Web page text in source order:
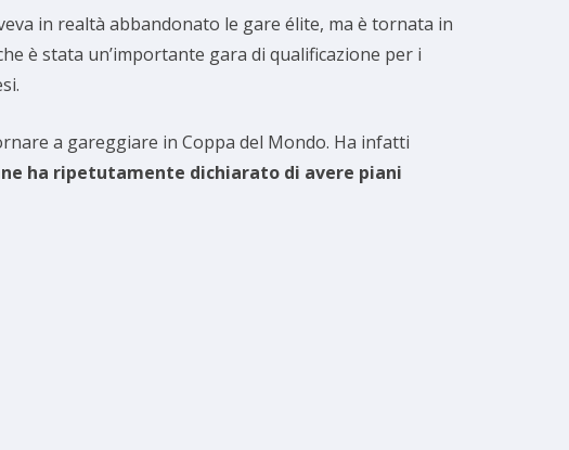
in realtà abbandonato le gare élite, ma è tornata in
è stata un’importante gara di qualificazione per i
a gareggiare in Coppa del Mondo. Ha infatti
ha ripetutamente dichiarato di avere piani